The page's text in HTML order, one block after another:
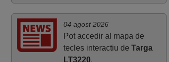
04 agost 2026
Pot accedir al mapa de
tecles interactiu de Targa
LT3220.